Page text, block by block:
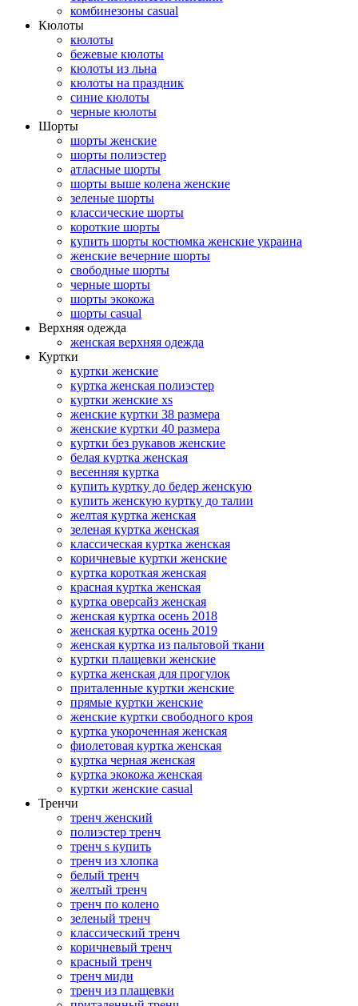
комбинезоны casual
Кюлоты
кюлоты
бежевые кюлоты
кюлоты из льна
кюлоты на праздник
синие кюлоты
черные кюлоты
Шорты
шорты женские
шорты полиэстер
атласные шорты
шорты выше колена женские
зеленые шорты
классические шорты
короткие шорты
купить шорты костюмка женские украина
женские вечерние шорты
свободные шорты
черные шорты
шорты экокожа
шорты casual
Верхняя одежда
женская верхняя одежда
Куртки
куртки женские
куртка женская полиэстер
куртки женские xs
женские куртки 38 размера
женские куртки 40 размера
куртки без рукавов женские
белая куртка женская
весенняя куртка
купить куртку до бедер женскую
купить женскую куртку до талии
желтая куртка женская
зеленая куртка женская
классическая куртка женская
коричневые куртки женские
куртка короткая женская
красная куртка женская
куртка оверсайз женская
женская куртка осень 2018
женская куртка осень 2019
женская куртка из пальтовой ткани
куртки плащевки женские
куртка женская для прогулок
приталенные куртки женские
прямые куртки женские
женские куртки свободного кроя
куртка укороченная женская
фиолетовая куртка женская
куртка черная женская
куртка экокожа женская
куртки женские casual
Тренчи
тренч женский
полиэстер тренч
тренч s купить
тренч из хлопка
белый тренч
желтый тренч
тренч по колено
зеленый тренч
классический тренч
коричневый тренч
красный тренч
тренч миди
тренч из плащевки